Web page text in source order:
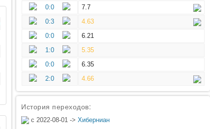
0:0
7.7
0:3
4.63
0:0
6.21
1:0
5.35
0:0
6.35
2:0
4.66
История переходов:
с 2022-08-01 -> Хиберниан